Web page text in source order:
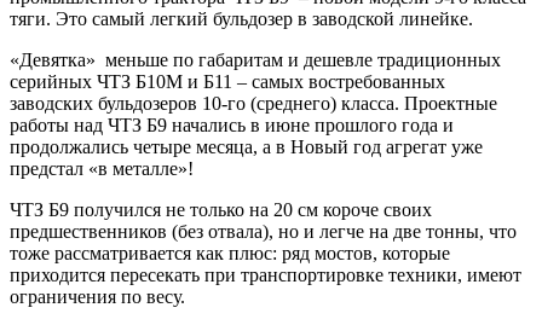
тяги. Это самый легкий бульдозер в заводской линейке.
«Девятка» меньше по габаритам и дешевле традиционных
серийных ЧТЗ Б10М и Б11 – самых востребованных
заводских бульдозеров 10-го (среднего) класса. Проектные
работы над ЧТЗ Б9 начались в июне прошлого года и
продолжались четыре месяца, а в Новый год агрегат уже
предстал «в металле»!
ЧТЗ Б9 получился не только на 20 см короче своих
предшественников (без отвала), но и легче на две тонны, что
тоже рассматривается как плюс: ряд мостов, которые
приходится пересекать при транспортировке техники, имеют
ограничения по весу.